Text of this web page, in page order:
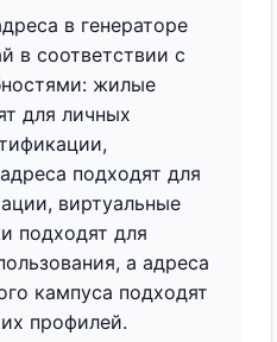
в генераторе
в соответствии с
жилые
для личных
подходят для
виртуальные
подходят для
а адреса
кампуса подходят
профилей.